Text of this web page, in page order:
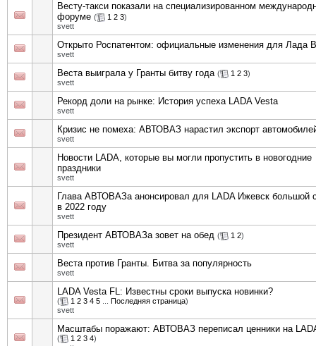
Весту-такси показали на специализированном
форуме ( 1 2 3)
svett
Открыто Роспатентом: официальные изменения для Лада
svett
Веста выиграла у Гранты битву года ( 1 2 3)
svett
Рекорд доли на рынке: История успеха LADA Vesta
svett
Кризис не помеха: АВТОВАЗ нарастил экспорт
svett
Новости LADA, которые вы могли пропустить в новогодние
праздники
svett
Глава АВТОВАЗа анонсировал для LADA Ижевск большой
в 2022 году
svett
Президент АВТОВАЗа зовет на обед ( 1 2)
svett
Веста против Гранты. Битва за популярность
svett
LADA Vesta FL: Известны сроки выпуска новинки?
( 1 2 3 4 5 Последняя страница)
svett
Масштабы поражают: АВТОВАЗ переписал ценники на
( 1 2 3 4)